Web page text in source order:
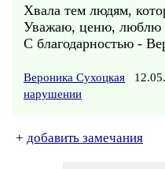
Хвала тем людям,
Уважаю, ценю, люблю
С благодарностью -
Вероника Сухоцкая
нарушении
+ добавить замечания